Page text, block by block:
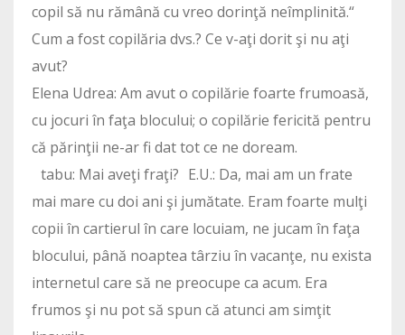
copil să nu rămână cu vreo dorinţă neîmplinită.“
Cum a fost copilăria dvs.? Ce v-aţi dorit şi nu aţi
avut?
Elena Udrea: Am avut o copilărie foarte frumoasă,
cu jocuri în faţa blocului; o copilărie fericită pentru
că părinţii ne-ar fi dat tot ce ne doream.
tabu: Mai aveţi fraţi? E.U.: Da, mai am un frate
mai mare cu doi ani şi jumătate. Eram foarte mulţi
copii în cartierul în care locuiam, ne jucam în faţa
blocului, până noaptea târziu în vacanţe, nu exista
internetul care să ne preocupe ca acum. Era
frumos şi nu pot să spun că atunci am simţit